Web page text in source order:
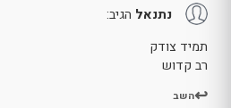
נתנאל הגיב:
תמיד צודק
רב קדוש
השב